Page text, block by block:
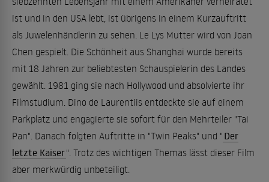
ist und in den USA lebt, ist übrigens in einem Kurzauftritt
als Juwelenhändlerin zu sehen. Le Lys Mutter wird von Joan
Chen gespielt. Die Schönheit aus Shanghai wurde bereits
mit 18 Jahren zur beliebtesten Schauspielerin des Landes
gewählt. 1981 ging sie nach Hollywood und absolvierte ihr
Filmstudium. Dino de Laurentiis entdeckte sie auf einem
Parkplatz und engagierte sie sofort für den Mehrteiler "Tai
Pan". Danach folgten Auftritte in "Twin Peaks" und " Der
letzte Kaiser". Trotz des wichtigen Themas lässt dieser Film
aber merkwürdig unbeteiligt.